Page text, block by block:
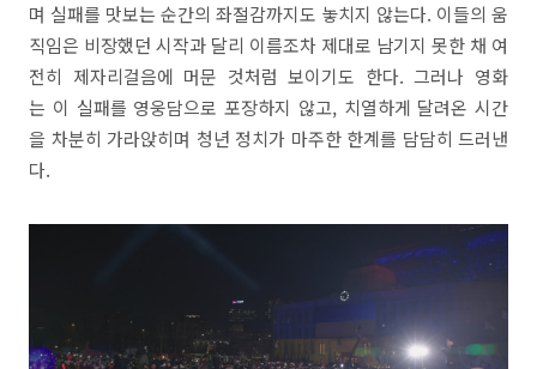
며 실패를 맛보는 순간의 좌절감까지도 놓치지 않는다. 이들의 움
직임은 비장했던 시작과 달리 이름조차 제대로 남기지 못한 채 여
전히 제자리걸음에 머문 것처럼 보이기도 한다. 그러나 영화
는 이 실패를 영웅담으로 포장하지 않고, 치열하게 달려온 시간
을 차분히 가라앉히며 청년 정치가 마주한 한계를 담담히 드러낸
다.